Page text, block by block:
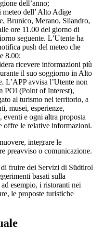
dell’anno;
dell’ Alto Adige
Brunico, Merano, Silandro,
ore 11.00 del giorno di
seguente. L’Utente ha
push del meteo che
8.00;
ricevere informazioni più
il suo soggiorno in Alto
L’APP avvisa l’Utente non
POI (Point of Interest),
al turismo nel territorio, a
musei, esperienze,
e ogni altra proposta
offre le relative informazioni.
integrare le
preavviso o comunicazione.
fruire dei Servizi di Südtirol
basati sulla
esempio, i ristoranti nei
le proposte turistiche